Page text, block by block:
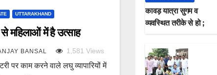
UTTARAKHAND
महिलाओं में है उत्साह
BANSAL 1,581 Views
पर काम करने वाले लघु व्यापारियों में
कावड़ यात्रा सुगम व
व्यवस्थित तरीके से हो ;